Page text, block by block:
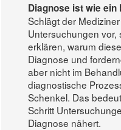
Diagnose ist wie ein
Schlägt der
Untersuchungen vor,
erklären, warum
Diagnose und
aber nicht im
diagnostische
Schenkel. Das
Schritt
Diagnose nähert.